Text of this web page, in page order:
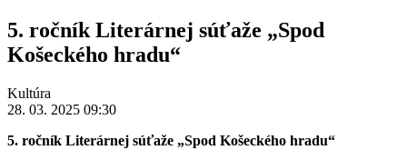
5. ročník Literárnej súťaže „Spod
Košeckého hradu“
Kultúra
28. 03. 2025 09:30
5. ročník Literárnej súťaže „Spod Košeckého hradu“